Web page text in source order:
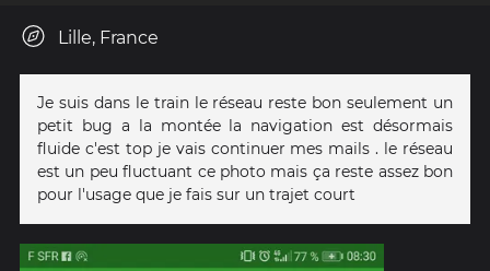
Lille, France
Je suis dans le train le réseau reste bon seulement un
petit bug a la montée la navigation est désormais
fluide c'est top je vais continuer mes mails . le réseau
est un peu fluctuant ce photo mais ça reste assez bon
pour l'usage que je fais sur un trajet court